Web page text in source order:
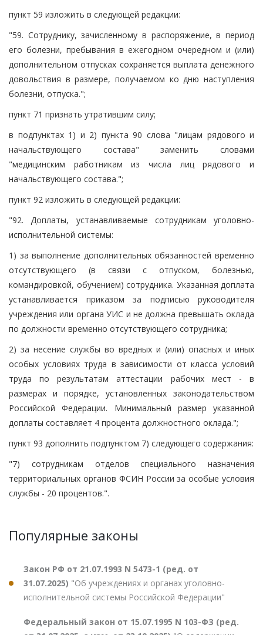
пункт 59 изложить в следующей редакции:
"59. Сотруднику, зачисленному в распоряжение, в период
его болезни, пребывания в ежегодном очередном и (или)
дополнительном отпусках сохраняется выплата денежного
довольствия в размере, получаемом ко дню наступления
болезни, отпуска.";
пункт 71 признать утратившим силу;
в подпунктах 1) и 2) пункта 90 слова "лицам рядового и
начальствующего состава" заменить словами
"медицинским работникам из числа лиц рядового и
начальствующего состава.";
пункт 92 изложить в следующей редакции:
"92. Доплаты, устанавливаемые сотрудникам уголовно-
исполнительной системы:
1) за выполнение дополнительных обязанностей временно
отсутствующего (в связи с отпуском, болезнью,
командировкой, обучением) сотрудника. Указанная доплата
устанавливается приказом за подписью руководителя
учреждения или органа УИС и не должна превышать оклада
по должности временно отсутствующего сотрудника;
2) за несение службы во вредных и (или) опасных и иных
особых условиях труда в зависимости от класса условий
труда по результатам аттестации рабочих мест - в
размерах и порядке, установленных законодательством
Российской Федерации. Минимальный размер указанной
доплаты составляет 4 процента должностного оклада.";
пункт 93 дополнить подпунктом 7) следующего содержания:
"7) сотрудникам отделов специального назначения
территориальных органов ФСИН России за особые условия
службы - 20 процентов.".
Популярные законы
Закон РФ от 21.07.1993 N 5473-1 (ред. от
31.07.2025) "Об учреждениях и органах уголовно-
исполнительной системы Российской Федерации"
Федеральный закон от 15.07.1995 N 103-ФЗ (ред.